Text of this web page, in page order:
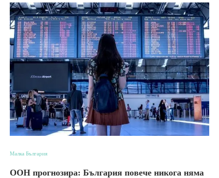
Малка България
ООН прогнозира: България повече никога няма